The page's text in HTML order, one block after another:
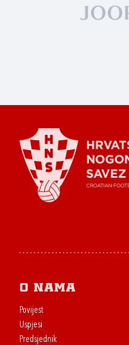
O nama
Povijest
Uspjesi
Predsjednik